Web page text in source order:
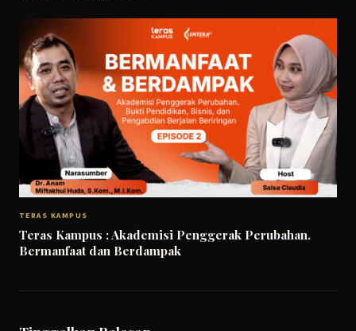
TERAS KAMPUS
Teras Kampus : Akademisi Penggerak Perubahan.
Bermanfaat dan Berdampak